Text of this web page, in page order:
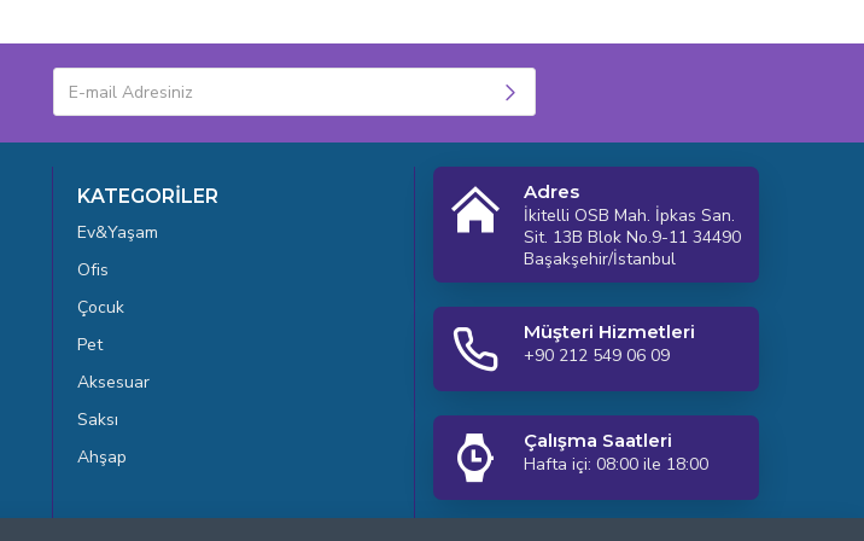
KATEGORİLER
Ev&Yaşam
Ofis
Çocuk
Pet
Aksesuar
Saksı
Ahşap
Adres
İkitelli OSB Mah. İpkas San.
Sit. 13B Blok No.9-11 34490
Başakşehir/İstanbul
Müşteri Hizmetleri
+90 212 549 06 09
Çalışma Saatleri
Hafta içi: 08:00 ile 18:00